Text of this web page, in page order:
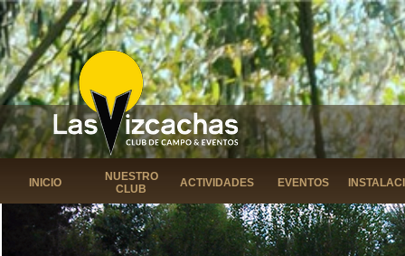
INICIO
NUESTRO
CLUB
ACTIVIDADES EVENTOS